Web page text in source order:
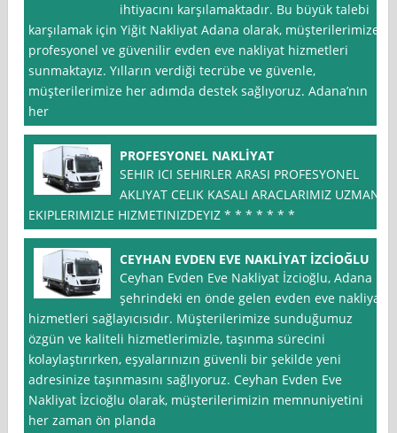
ihtiyacını karşılamaktadır. Bu büyük talebi
karşılamak için Yiğit Nakliyat Adana olarak, müşterilerimize
profesyonel ve güvenilir evden eve nakliyat hizmetleri
sunmaktayız. Yılların verdiği tecrübe ve güvenle,
müşterilerimize her adımda destek sağlıyoruz. Adana’nın
her
PROFESYONEL NAKLİYAT
SEHIR ICI SEHIRLER ARASI PROFESYONEL
AKLIYAT CELIK KASALI ARACLARIMIZ UZMAN
EKIPLERIMIZLE HIZMETINIZDEYIZ * * * * * * *
CEYHAN EVDEN EVE NAKLİYAT İZCİOĞLU
Ceyhan Evden Eve Nakliyat İzcioğlu, Adana
şehrindeki en önde gelen evden eve nakliyat
hizmetleri sağlayıcısıdır. Müşterilerimize sunduğumuz
özgün ve kaliteli hizmetlerimizle, taşınma sürecini
kolaylaştırırken, eşyalarınızın güvenli bir şekilde yeni
adresinize taşınmasını sağlıyoruz. Ceyhan Evden Eve
Nakliyat İzcioğlu olarak, müşterilerimizin memnuniyetini
her zaman ön planda